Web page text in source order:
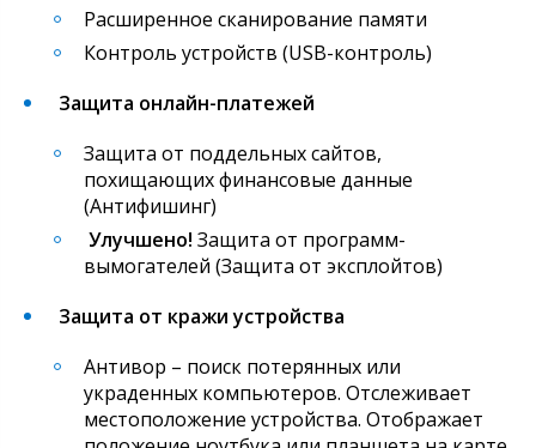
Расширенное сканирование памяти
Контроль устройств (USB-контроль)
Защита онлайн-платежей
Защита от поддельных сайтов,
похищающих финансовые данные
(Антифишинг)
Улучшено! Защита от программ-
вымогателей (Защита от эксплойтов)
Защита от кражи устройства
Антивор – поиск потерянных или
украденных компьютеров. Отслеживает
местоположение устройства. Отображает